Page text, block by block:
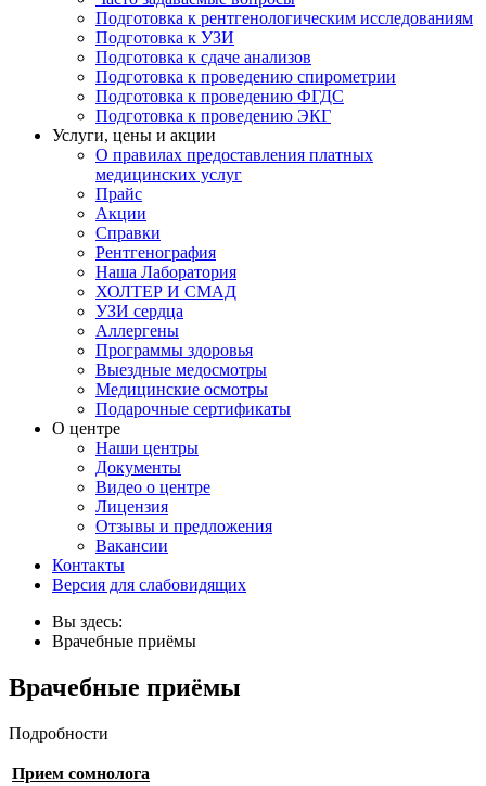
Подготовка к рентгенологическим исследованиям
Подготовка к УЗИ
Подготовка к сдаче анализов
Подготовка к проведению спирометрии
Подготовка к проведению ФГДС
Подготовка к проведению ЭКГ
Услуги, цены и акции
О правилах предоставления платных
медицинских услуг
Прайс
Акции
Справки
Рентгенография
Наша Лаборатория
ХОЛТЕР И СМАД
УЗИ сердца
Аллергены
Программы здоровья
Выездные медосмотры
Медицинские осмотры
Подарочные сертификаты
О центре
Наши центры
Документы
Видео о центре
Лицензия
Отзывы и предложения
Вакансии
Контакты
Версия для слабовидящих
Вы здесь:
Врачебные приёмы
Врачебные приёмы
Подробности
Прием сомнолога